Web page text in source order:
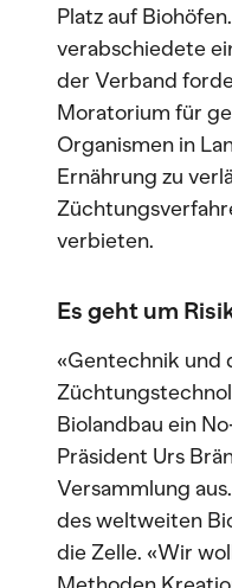
Platz auf
verabschiedete
der Verband
Moratorium für
Organismen in
Ernährung zu
verbieten.
Es geht um
«Gentechnik und
Biolandbau ein
Präsident Urs
Versammlung
des weltweiten
die Zelle. «Wir